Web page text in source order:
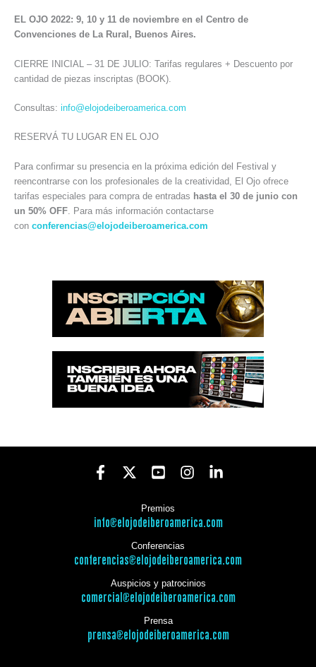
EL OJO 2022: 9, 10 y 11 de noviembre en el Centro de
Convenciones de La Rural, Buenos Aires.
CIERRE INICIAL – 31 DE JULIO: Tarifas regulares + Descuento por
cantidad de piezas inscriptas (BOOK).
Consultas: info@elojodeiberoamerica.com
RESERVÁ TU LUGAR EN EL OJO
Para confirmar su presencia en la próxima edición del Festival y
reencontrarse con los profesionales de la creatividad, El Ojo ofrece
tarifas especiales para compra de entradas hasta el 30 de junio con
un 50% OFF . Para más información contactarse
con conferencias@elojodeiberoamerica.com
Premios
info@elojodeiberoamerica.com
Conferencias
conferencias@elojodeiberoamerica.com
Auspicios y patrocinios
comercial@elojodeiberoamerica.com
Prensa
prensa@elojodeiberoamerica.com